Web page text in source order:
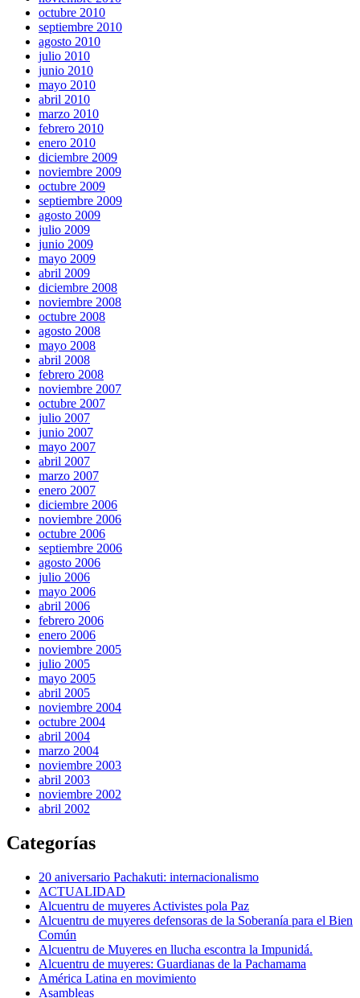
octubre 2010
septiembre 2010
agosto 2010
julio 2010
junio 2010
mayo 2010
abril 2010
marzo 2010
febrero 2010
enero 2010
diciembre 2009
noviembre 2009
octubre 2009
septiembre 2009
agosto 2009
julio 2009
junio 2009
mayo 2009
abril 2009
diciembre 2008
noviembre 2008
octubre 2008
agosto 2008
mayo 2008
abril 2008
febrero 2008
noviembre 2007
octubre 2007
julio 2007
junio 2007
mayo 2007
abril 2007
marzo 2007
enero 2007
diciembre 2006
noviembre 2006
octubre 2006
septiembre 2006
agosto 2006
julio 2006
mayo 2006
abril 2006
febrero 2006
enero 2006
noviembre 2005
julio 2005
mayo 2005
abril 2005
noviembre 2004
octubre 2004
abril 2004
marzo 2004
noviembre 2003
abril 2003
noviembre 2002
abril 2002
Categorías
20 aniversario Pachakuti: internacionalismo
ACTUALIDAD
Alcuentru de muyeres Activistes pola Paz
Alcuentru de muyeres defensoras de la Soberanía para el Bien
Común
Alcuentru de Muyeres en llucha escontra la Impunidá.
Alcuentru de muyeres: Guardianas de la Pachamama
América Latina en movimiento
Asambleas